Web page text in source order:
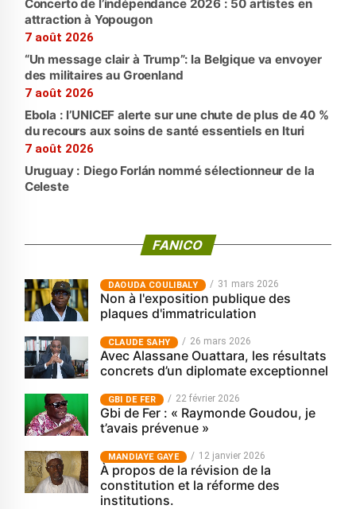
Concerto de l’indépendance 2026 : 50 artistes en
attraction à Yopougon
7 août 2026
“Un message clair à Trump”: la Belgique va envoyer
des militaires au Groenland
7 août 2026
Ebola : l’UNICEF alerte sur une chute de plus de 40 %
du recours aux soins de santé essentiels en Ituri
7 août 2026
Uruguay : Diego Forlán nommé sélectionneur de la
Celeste
FANICO
‎DAOUDA COULIBALY 31 mars 2026
Non à l'exposition publique des
plaques d'immatriculation
CLAUDE SAHY 26 mars 2026
Avec Alassane Ouattara, les résultats
concrets d’un diplomate exceptionnel
GBI DE FER 22 février 2026
Gbi de Fer : « Raymonde Goudou, je
t’avais prévenue »
MANDIAYE GAYE 12 janvier 2026
À propos de la révision de la
constitution et la réforme des
institutions.